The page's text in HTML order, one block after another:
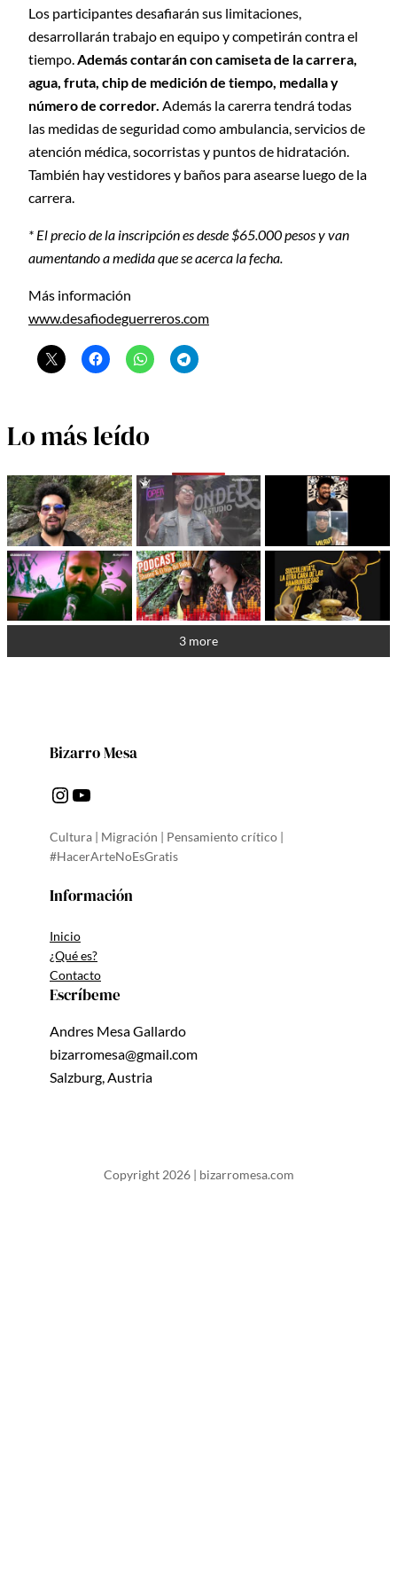
Los participantes desafiarán sus limitaciones,
desarrollarán trabajo en equipo y competirán contra el
tiempo.Ademáscontarán con camiseta de la carrera,
agua, fruta, chip de medición de tiempo, medalla y
número de corredor. Además la carerra tendrá todas
las medidas de seguridad como ambulancia, servicios de
atención médica, socorristas y puntos de hidratación.
También hay vestidores y baños para asearse luego de la
carrera.
* El precio de la inscripción es desde $65.000 pesos y van
aumentando a medida que se acerca la fecha.
Más información
www.desafiodeguerreros.com
Lo más leído
3 more
Bizarro Mesa
Instagram YouTube
Cultura | Migración | Pensamiento crítico |
#HacerArteNoEsGratis
Información
Inicio
¿Qué es?
Contacto
Escríbeme
Andres Mesa Gallardo
bizarromesa@gmail.com
Salzburg, Austria
Copyright 2026 | bizarromesa.com